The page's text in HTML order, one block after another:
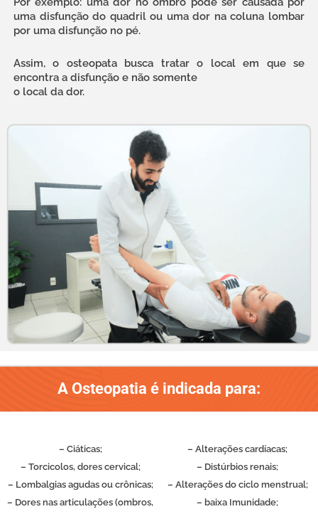
uma disfunção do quadril ou uma dor na coluna lombar
por uma disfunção no pé.
Assim, o osteopata busca tratar o local em que se
encontra a disfunção e não somente
o local da dor.
A Osteopatia é indicada para:
– Ciáticas;
– Torcicolos, dores cervical;
– Lombalgias agudas ou crônicas;
– Dores nas articulações (ombros,
– Alterações cardíacas;
– Distúrbios renais;
– Alterações do ciclo menstrual;
– baixa Imunidade;